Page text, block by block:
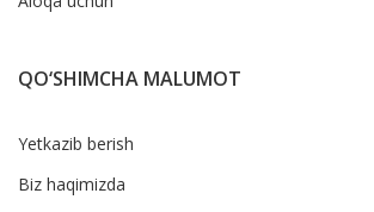
QO‘SHIMCHA MALUMOT
Yetkazib berish
Biz haqimizda